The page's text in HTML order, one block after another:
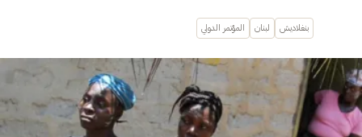
بنغلاديش لبنان المؤتمر الدولي